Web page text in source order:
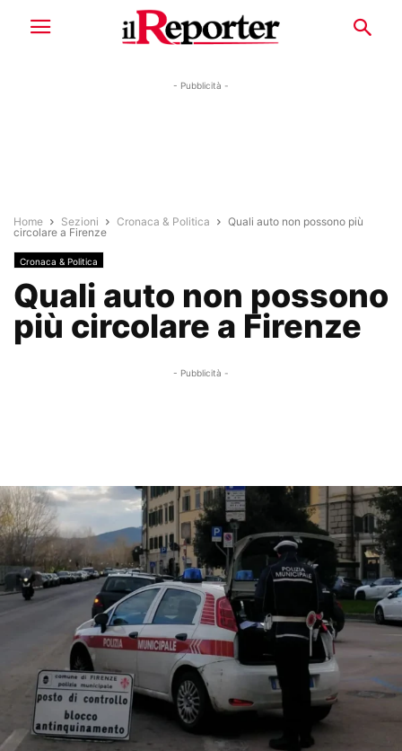
- Pubblicità -
Home Sezioni Cronaca & Politica
Quali auto non possono più
circolare a Firenze
Cronaca & Politica
Quali auto non possono
più circolare a Firenze
- Pubblicità -